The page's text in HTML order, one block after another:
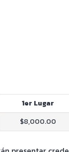
1er Lugar
$8,000.00